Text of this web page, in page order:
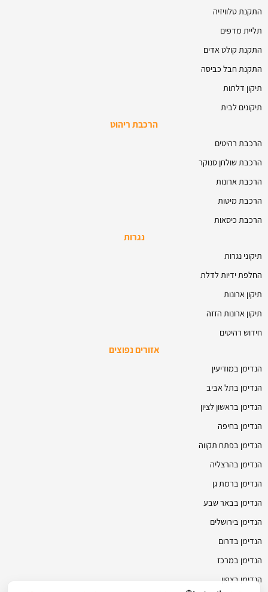
התקנת טלוויזיה
תליית מדפים
התקנת קולט אדים
התקנת חבל כביסה
תיקון דלתות
תיקונים לבית
הרכבת ריהוט
הרכבת רהיטים
הרכבת שולחן סנוקר
הרכבת ארונות
הרכבת מיטות
הרכבת כיסאות
נגרות
תיקוני נגרות
החלפת ידיות לדלת
תיקון ארונות
תיקון ארונות הזזה
חידוש רהיטים
אזורים נפוצים
הנדימן במודיעין
הנדימן בתל אביב
הנדימן בראשון לציון
הנדימן בחיפה
הנדימן בפתח תקווה
הנדימן בהרצליה
הנדימן ברמת גן
הנדימן בבאר שבע
הנדימן בירושלים
הנדימן בדרום
הנדימן במרכז
הנדימן בצפון